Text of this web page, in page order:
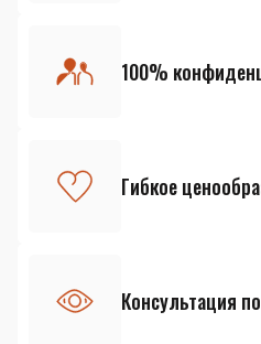
100%
Гибкое
Консультация